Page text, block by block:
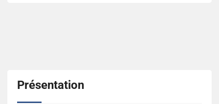
Présentation